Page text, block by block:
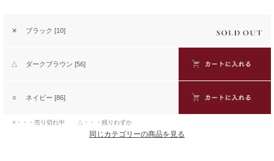
✕ ブラック [10]
△ ダークブラウン [56]
○ ネイビー [86]
×・・・売り切れ中 △・・・残りわずか
同じカテゴリーの商品を見る